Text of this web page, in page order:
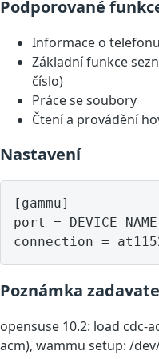
Podporované
Informace o telefonu
Základní funkce
číslo)
Práce se soubory
Čtení a provádění
Nastavení
[gammu]
port = DEVICE NAME
Poznámka
opensuse 10.2: load cdc-
acm), wammu setup: /